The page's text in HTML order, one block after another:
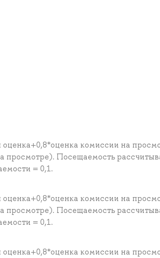
комиссии на
просмотре). Посещаемость
= 0,1.
комиссии на
просмотре). Посещаемость
= 0,1.
комиссии на